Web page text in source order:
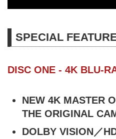
SPECIAL
DISC ONE - 4K BLU-
NEW 4K MASTER
THE ORIGINAL
DOLBY VISION／